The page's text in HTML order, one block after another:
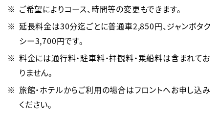
ご希望によりコース、時間等の変更もできます。
延長料金は30分迄ごとに普通車2,850円、ジャンボタク
シー3,700円です。
料金には通行料・駐車料・拝観料・乗船料は含まれてお
りません。
旅館・ホテルからご利用の場合はフロントへお申し込み
ください。